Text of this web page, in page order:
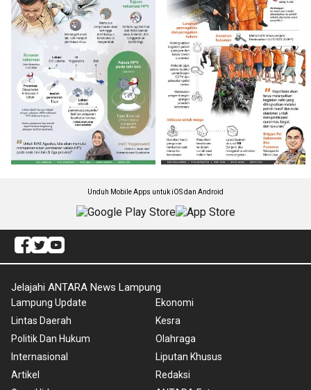
Unduh Mobile Apps untuk iOS dan Android
Jelajahi ANTARA News Lampung
Lampung Update
Lintas Daerah
Politik Dan Hukum
Internasional
Artikel
Ekonomi
Kesra
Olahraga
Liputan Khusus
Redaksi